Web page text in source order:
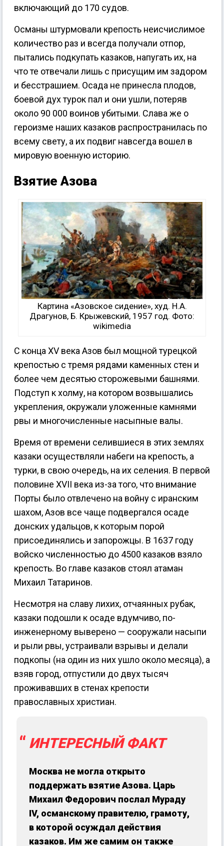
включающий до 170 судов.
Османы штурмовали крепость неисчислимое
количество раз и всегда получали отпор,
пытались подкупать казаков, напугать их, на
что те отвечали лишь с присущим им задором
и бесстрашием. Осада не принесла плодов,
боевой дух турок пал и они ушли, потеряв
около 90 000 воинов убитыми. Слава же о
героизме наших казаков распространилась по
всему свету, а их подвиг навсегда вошел в
мировую военную историю.
Взятие Азова
Картина «Азовское сидение», худ. Н.А.
Драгунов, Б. Крыжевский, 1957 год. Фото:
wikimedia
С конца XV века Азов был мощной турецкой
крепостью с тремя рядами каменных стен и
более чем десятью сторожевыми башнями.
Подступ к холму, на котором возвышались
укрепления, окружали уложенные камнями
рвы и многочисленные насыпные валы.
Время от времени селившиеся в этих землях
казаки осуществляли набеги на крепость, а
турки, в свою очередь, на их селения. В первой
половине XVII века из-за того, что внимание
Порты было отвлечено на войну с иранским
шахом, Азов все чаще подвергался осаде
донских удальцов, к которым порой
присоединялись и запорожцы. В 1637 году
войско численностью до 4500 казаков взяло
крепость. Во главе казаков стоял атаман
Михаил Татаринов.
Несмотря на славу лихих, отчаянных рубак,
казаки подошли к осаде вдумчиво, по-
инженерному выверено — сооружали насыпи
и рыли рвы, устраивали взрывы и делали
подкопы (на один из них ушло около месяца), а
взяв город, отпустили до двух тысяч
проживавших в стенах крепости
православных христиан.
ИНТЕРЕСНЫЙ ФАКТ
Москва не могла открыто
поддержать взятие Азова. Царь
Михаил Федорович послал Мураду
IV, османскому правителю, грамоту,
в которой осуждал действия
казаков. Им же самим он также